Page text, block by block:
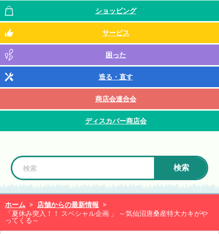
ショッピング
サービス
困った
造る・直す
商店会連合会
ディスカバー商店会
検索
ホーム > 店舗からの最新情報
>
「夏休み突入！！ スペシャル企画 」 ～気仙沼唐桑産特大カキがや
ってくる～